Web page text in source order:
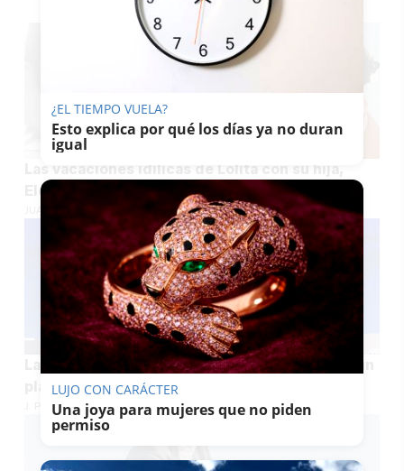
Las vacaciones idílicas de Lolita con su hija,
Elena Furiase, y su nieta: "De tal palo..."
JUAN ANTONIO CARRASCO
La despedida de Javier Ruiz de TVE: "Ha sido un
placer servirles desde esta trinchera"
J. P. LOZANO
¿EL TIEMPO VUELA?
Esto explica por qué los días ya no duran
igual
LUJO CON CARÁCTER
Una joya para mujeres que no piden
permiso